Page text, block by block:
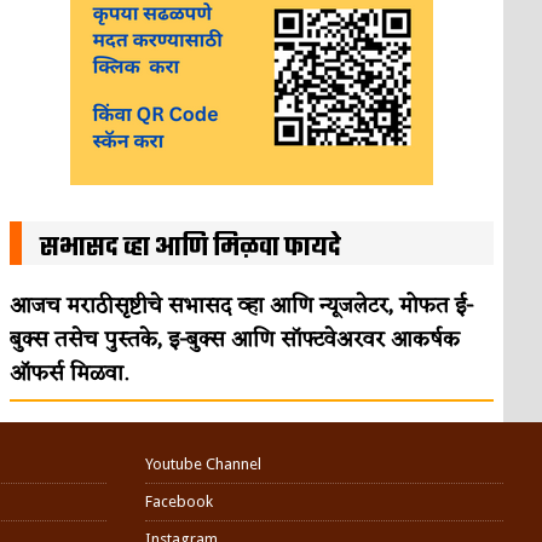
सभासद व्हा आणि मिळवा फायदे
आजच मराठीसृष्टीचे सभासद व्हा आणि न्यूजलेटर, मोफत ई-
बुक्स तसेच पुस्तके, इ-बुक्स आणि सॉफ्टवेअरवर आकर्षक
ऑफर्स मिळवा.
Youtube Channel
Facebook